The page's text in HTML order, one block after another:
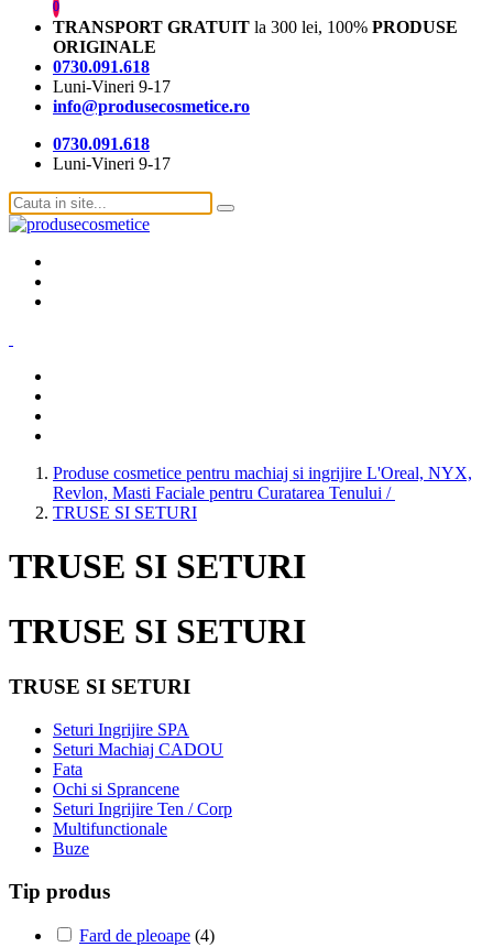
TRANSPORT GRATUIT la 300 lei, 100% PRODUSE
ORIGINALE
0730.091.618
Luni-Vineri 9-17
info@produsecosmetice.ro
0730.091.618
Luni-Vineri 9-17
0
Produse cosmetice pentru machiaj si ingrijire L'Oreal, NYX,
Revlon, Masti Faciale pentru Curatarea Tenului /
TRUSE SI SETURI
TRUSE SI SETURI
TRUSE SI SETURI
TRUSE SI SETURI
Seturi Ingrijire SPA
Seturi Machiaj CADOU
Fata
Ochi si Sprancene
Seturi Ingrijire Ten / Corp
Multifunctionale
Buze
Tip produs
Fard de pleoape (4)